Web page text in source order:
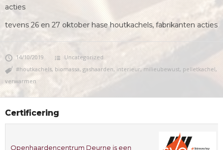
acties
tevens 26 en 27 oktober hase houtkachels, fabrikanten acties
14/10/2019
Uncategorized
#houtkachels, biomassa, gashaarden, interieur, milieubewust, pelletkachel,
verwarmen
Certificering
Openhaardencentrum Deurne is een